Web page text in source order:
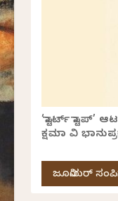
‘ಸ್ಟಾರ್ಟ್ ಸ್ಟಾಪ್’
ಕ್ಷಮಾ ವಿ
ಜೂನಿಯರ್